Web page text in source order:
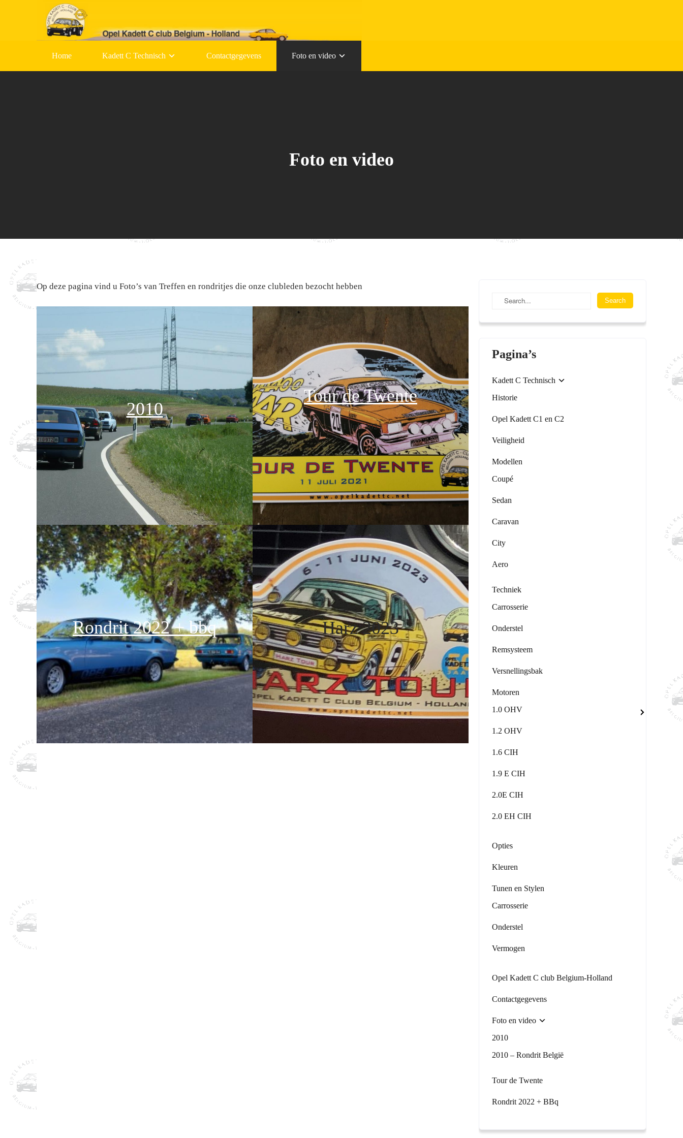
Home Kadett C Technisch Contactgegevens Foto en video
Foto en video
Op deze pagina vind u Foto’s van Treffen en rondritjes die onze clubleden bezocht hebben
2010
Tour de Twente
11 Juli 2021
Rondrit 2022 + bbq Harz 2023
Pagina’s
Kadett C Technisch
Historie
Opel Kadett C1 en C2
Veiligheid
Modellen
Coupé
Sedan
Caravan
City
Aero
Techniek
Carrosserie
Onderstel
Remsysteem
Versnellingsbak
Motoren
1.0 OHV
1.2 OHV
1.6 CIH
1.9 E CIH
2.0E CIH
2.0 EH CIH
Opties
Kleuren
Tunen en Stylen
Carrosserie
Onderstel
Vermogen
Opel Kadett C club Belgium-Holland
Contactgegevens
Foto en video
2010
2010 – Rondrit België
Tour de Twente
Rondrit 2022 + BBq